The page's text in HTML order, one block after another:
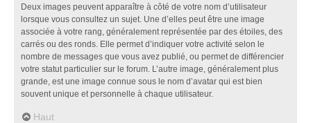
Deux images peuvent apparaître à côté de votre nom d’utilisateur
lorsque vous consultez un sujet. Une d’elles peut être une image
associée à votre rang, généralement représentée par des étoiles, des
carrés ou des ronds. Elle permet d’indiquer votre activité selon le
nombre de messages que vous avez publié, ou permet de différencier
votre statut particulier sur le forum. L’autre image, généralement plus
grande, est une image connue sous le nom d’avatar qui est bien
souvent unique et personnelle à chaque utilisateur.
Haut